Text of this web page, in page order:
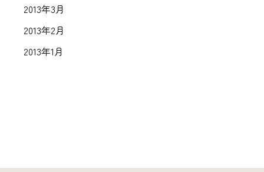
2013年3月
2013年2月
2013年1月